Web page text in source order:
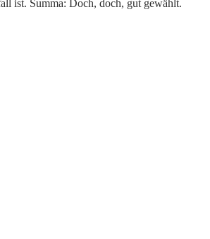
ist. Summa: Doch, doch, gut gewählt.